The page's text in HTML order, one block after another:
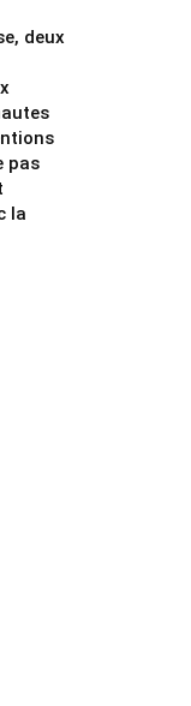
deux
pas
la